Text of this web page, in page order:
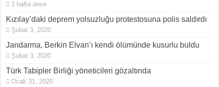
1 hafta önce
Kızılay’daki deprem yolsuzluğu protestosuna polis saldırdı
Şubat 3, 2020
Jandarma, Berkin Elvan’ı kendi ölümünde kusurlu buldu
Şubat 3, 2020
Türk Tabipler Birliği yöneticileri gözaltında
Ocak 31, 2020